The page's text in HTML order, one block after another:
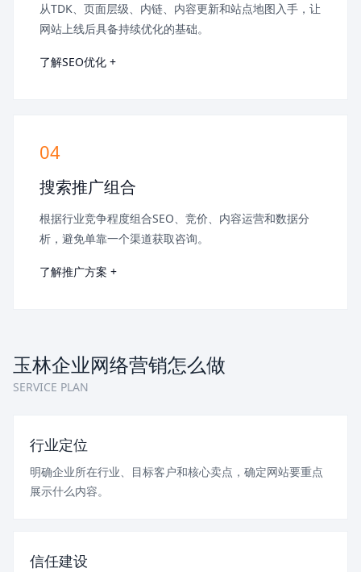
从TDK、页面层级、内链、内容更新和站点地图入手，让
网站上线后具备持续优化的基础。
了解SEO优化 +
04
搜索推广组合
根据行业竞争程度组合SEO、竞价、内容运营和数据分
析，避免单靠一个渠道获取咨询。
了解推广方案 +
玉林企业网络营销怎么做
SERVICE PLAN
行业定位
明确企业所在行业、目标客户和核心卖点，确定网站要重点
展示什么内容。
信任建设